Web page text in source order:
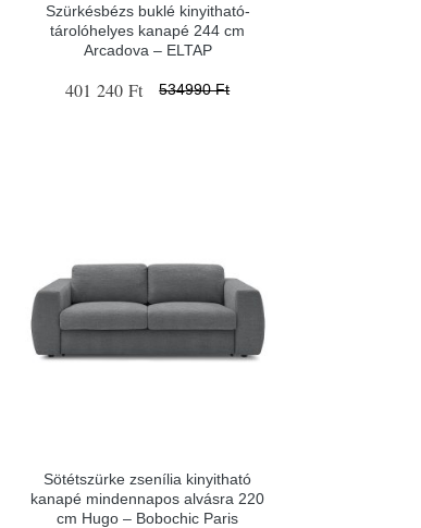
Szürkésbézs buklé kinyitható-
tárolóhelyes kanapé 244 cm
Arcadova – ELTAP
401 240 Ft 534990 Ft
Sötétszürke zsenília kinyitható
kanapé mindennapos alvásra 220
cm Hugo – Bobochic Paris